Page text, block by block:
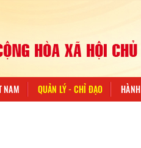
NAM QUẢN LÝ - CHỈ ĐẠO